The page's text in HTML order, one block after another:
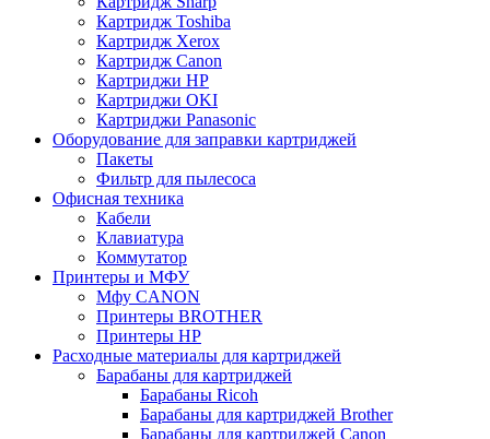
Картридж Toshiba
Картридж Xerox
Картридж Сanon
Картриджи HP
Картриджи OKI
Картриджи Panasonic
Оборудование для заправки картриджей
Пакеты
Фильтр для пылесоса
Офисная техника
Кабели
Клавиатура
Коммутатор
Принтеры и МФУ
Мфу CANON
Принтеры BROTHER
Принтеры HP
Расходные материалы для картриджей
Барабаны для картриджей
Барабаны Ricoh
Барабаны для картриджей Brother
Барабаны для картриджей Canon